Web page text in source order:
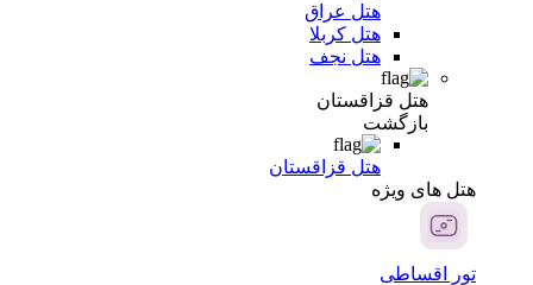
هتل عراق
هتل کربلا
هتل نجف
هتل قزاقستان
بازگشت
هتل قزاقستان
هتل های ویژه
تور اقساطی